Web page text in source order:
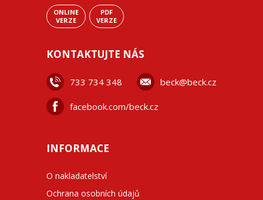
ONLINE
VERZE
PDF
VERZE
KONTAKTUJTE NÁS
733 734 348 beck@beck.cz
facebook.com/beck.cz
INFORMACE
O nakladatelství
Ochrana osobních údajů